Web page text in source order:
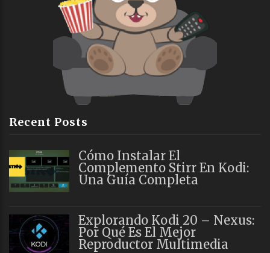
Recent Posts
Cómo Instalar El
Complemento Stirr En Kodi:
Una Guía Completa
Explorando Kodi 20 – Nexus:
Por Qué Es El Mejor
Reproductor Multimedia